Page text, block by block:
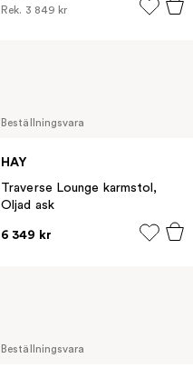
Rek. 3 849 kr
Beställningsvara
HAY
Traverse Lounge karmstol,
Oljad ask
6 349 kr
Beställningsvara